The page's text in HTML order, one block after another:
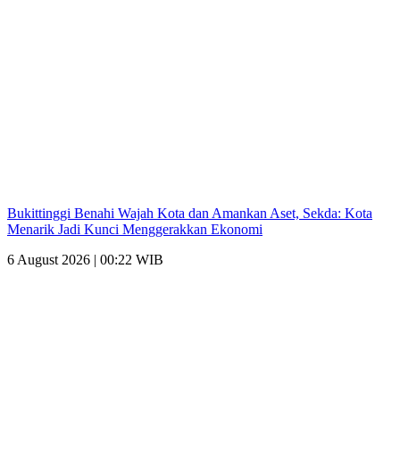
Bukittinggi Benahi Wajah Kota dan Amankan Aset, Sekda: Kota
Menarik Jadi Kunci Menggerakkan Ekonomi
6 August 2026 | 00:22 WIB